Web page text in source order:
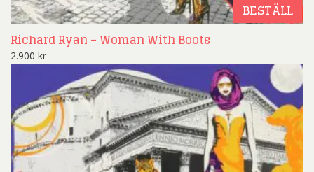
BESTÄLL
Richard Ryan – Woman With Boots
2.900 kr